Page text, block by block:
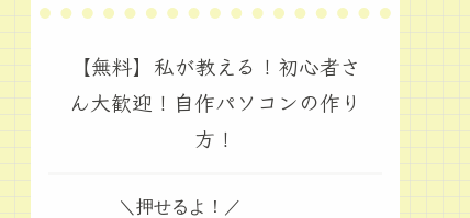
【無料】私が教える！初心者さ
ん大歓迎！自作パソコンの作り
方！
＼押せるよ！／